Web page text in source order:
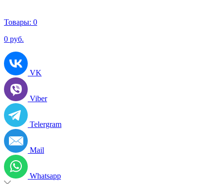
Товары: 0
0 руб.
VK
Viber
Telergram
Mail
Whatsapp